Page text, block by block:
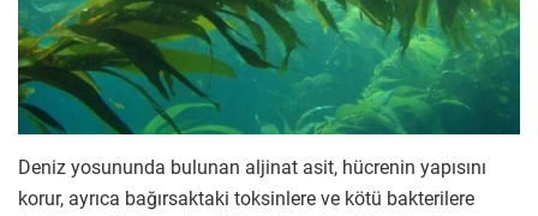
Deniz yosununda bulunan aljinat asit, hücrenin yapısını
korur, ayrıca bağırsaktaki toksinlere ve kötü bakterilere